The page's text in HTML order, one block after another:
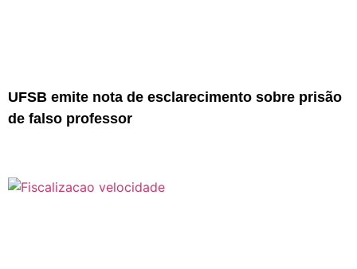
UFSB emite nota de esclarecimento sobre prisão
de falso professor